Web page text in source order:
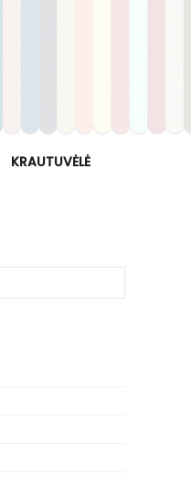
KRAUTUVĖLĖ